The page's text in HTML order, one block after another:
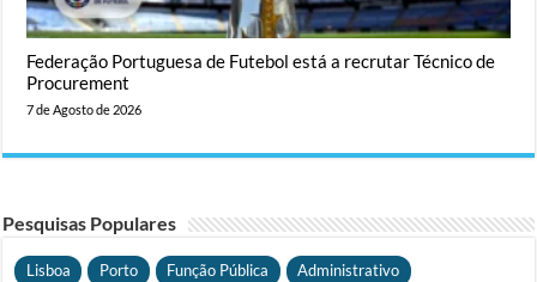
Federação Portuguesa de Futebol está a recrutar Técnico de
Procurement
7 de Agosto de 2026
Pesquisas Populares
Lisboa Porto Função Pública Administrativo